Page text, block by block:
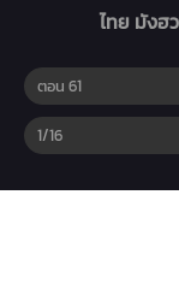
ไทย มังฮ